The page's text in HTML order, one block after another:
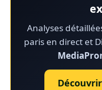
Analyses
paris en direct et